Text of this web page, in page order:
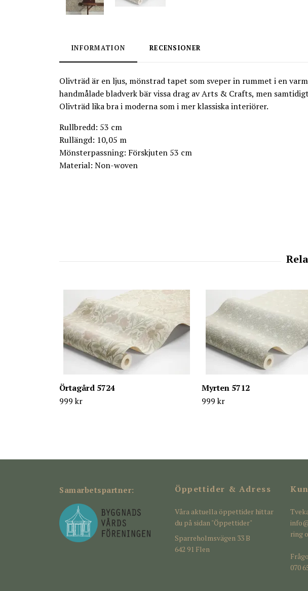
INFORMATION RECENSIONER
Olivträd är en ljus, mönstrad tapet som sveper in rummet i en
handmålade bladverk bär vissa drag av Arts & Crafts, men
Olivträd lika bra i moderna som i mer klassiska interiörer.
Rullbredd: 53 cm
Rullängd: 10,05 m
Mönsterpassning: Förskjuten 53 cm
Material: Non-woven
Örtagård 5724
999 kr
Myrten 5712
999 kr
Samarbetspartner: Öppettider & Adress
Våra aktuella öppettider hittar
du på sidan "Öppettider"
Sparreholmsvägen 33 B
642 91 Flen
ring
070